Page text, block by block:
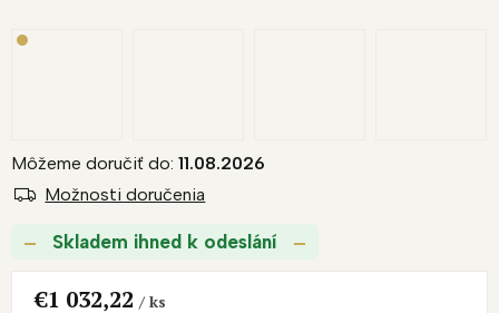
Skladem ihned k odeslání
Môžeme doručiť do: 11.08.2026
Možnosti doručenia
€1 032,22/ ks